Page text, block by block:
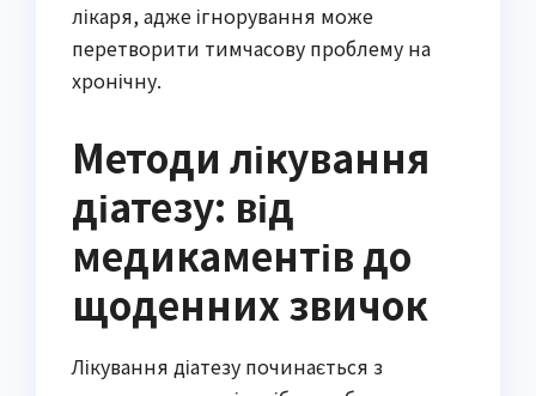
лікаря, адже ігнорування може
перетворити тимчасову проблему на
хронічну.
Методи лікування
діатезу: від
медикаментів до
щоденних звичок
Лікування діатезу починається з